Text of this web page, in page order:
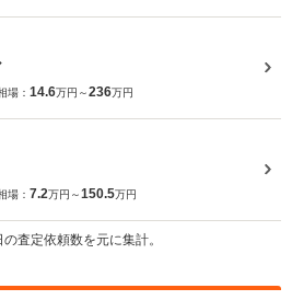
場： 14.6万円～236万円
場： 7.2万円～150.5万円
査定依頼数を元に集計。